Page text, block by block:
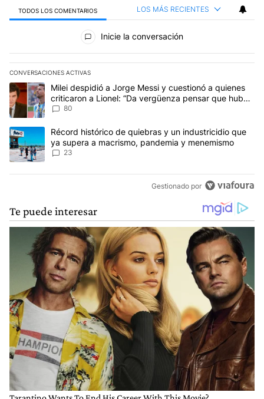
TODOS LOS COMENTARIOS LOS MÁS RECIENTES
Todos los comentarios
Inicie la conversación
CONVERSACIONES ACTIVAS
Este listado muestra los artículos con más comentarios en los
Un artículo de tendencia con el título "Milei despidió a Jorge
Milei despidió a Jorge Messi y cuestionó a quienes
criticaron a Lionel: “Da vergüenza pensar que hubo
anti-Messi”
80
Un artículo de tendencia con el título "Récord histórico de
Récord histórico de quiebras y un industricidio que
ya supera a macrismo, pandemia y menemismo
23
Gestionado por